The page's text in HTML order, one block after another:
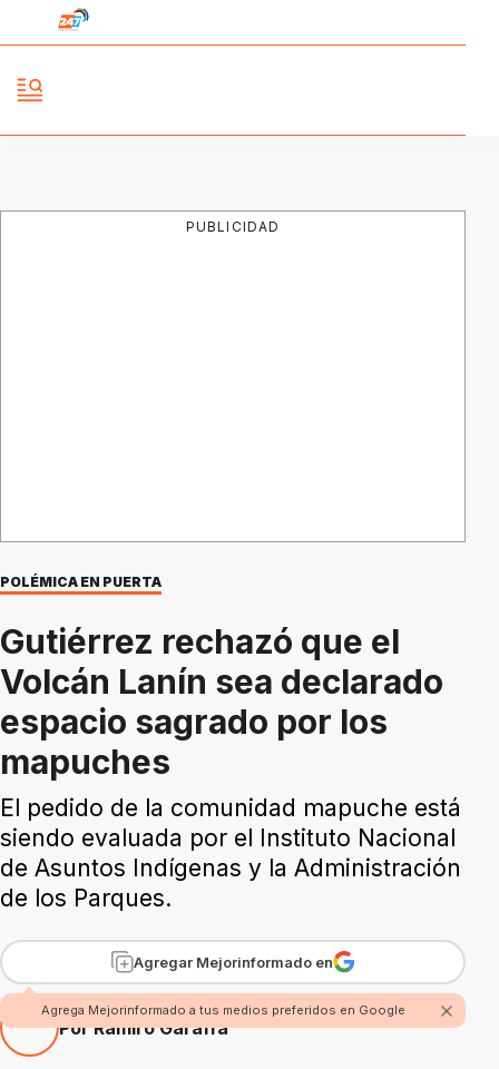
PUBLICIDAD
POLÉMICA EN PUERTA
Gutiérrez rechazó que el
Volcán Lanín sea declarado
espacio sagrado por los
mapuches
El pedido de la comunidad mapuche está
siendo evaluada por el Instituto Nacional
de Asuntos Indígenas y la Administración
de los Parques.
Agregar Mejorinformado en
Agrega Mejorinformado a tus medios preferidos en Google
Por Ramiro Garaffa